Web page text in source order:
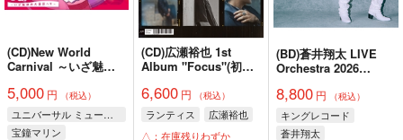
(CD)New World
Carnival ～いざ魅惑
定盤A)
5,000 円 （税込）
ユニバーサル ミュージック合同会社
宝鐘マリン
(CD)広瀬裕也 1st
Album "Focus"(初回
6,600 円 （税込）
ランティス
広瀬裕也
△：在庫残りわずか
(BD)蒼井翔太 LIVE
Orchestra 2026
8,800円 （税込）
キングレコード
蒼井翔太